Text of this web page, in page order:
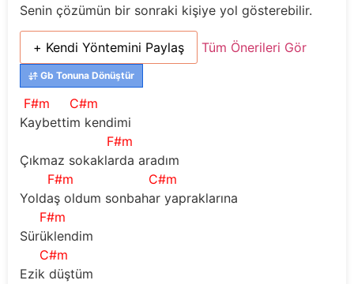
Senin çözümün bir sonraki kişiye yol gösterebilir.
+ Kendi Yöntemini Paylaş Tüm Önerileri Gör
Gb Tonuna Dönüştür
F#m
C#m
Kaybettim kendimi
F#m
Çıkmaz sokaklarda aradım
F#m
C#m
Yoldaş oldum sonbahar yapraklarına
F#m
Sürüklendim
C#m
Ezik düştüm